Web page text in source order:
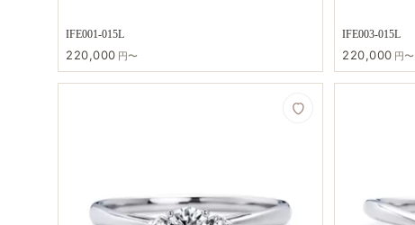
IFE001-015L
220,000 円〜
IFE003-015L
220,000 円〜